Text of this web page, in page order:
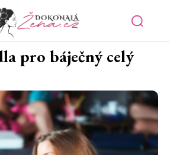
pro báječný celý